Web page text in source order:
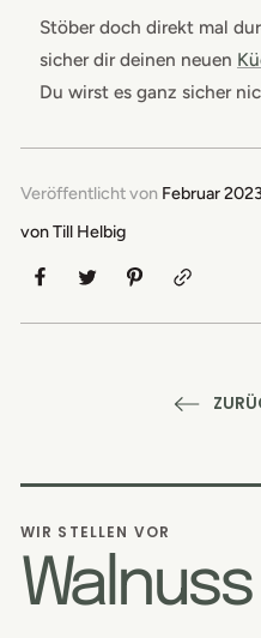
Stöber doch direkt mal
sicher dir deinen neuen
Du wirst es ganz sicher
Veröffentlicht von Februar
vonTill Helbig
WIR STELLEN VOR
Walnuss